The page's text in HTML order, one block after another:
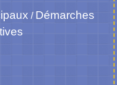
/ Démarches